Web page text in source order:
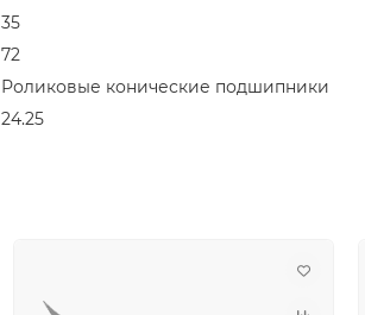
35
72
Роликовые конические подшипники
24.25